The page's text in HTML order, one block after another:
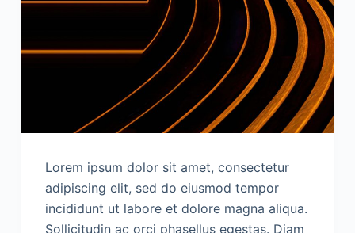
Lorem ipsum dolor sit amet, consectetur
adipiscing elit, sed do eiusmod tempor
incididunt ut labore et dolore magna aliqua.
Sollicitudin ac orci phasellus egestas. Diam